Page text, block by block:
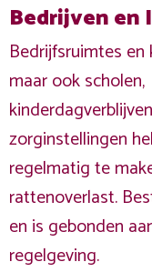
Bedrijven
Bedrijfsruimtes en
maar ook scholen,
zorginstellingen
regelmatig te
rattenoverlast.
en is gebonden
regelgeving.